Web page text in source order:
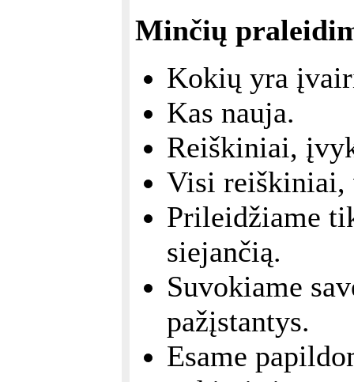
Minčių
Kokių yra
Kas nauja.
Reiškiniai,
Visi reiškiniai,
Prileidžiame
siejančią.
Suvokiame
pažįstantys.
Esame